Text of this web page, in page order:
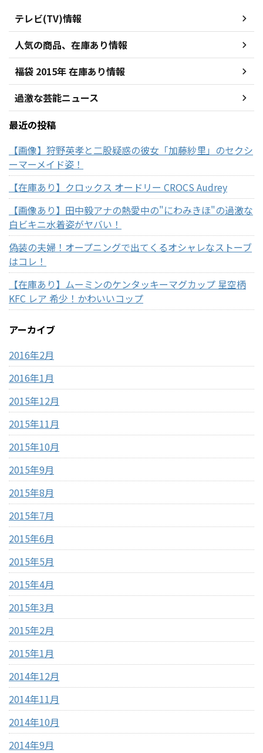
テレビ(TV)情報
人気の商品、在庫あり情報
福袋 2015年 在庫あり情報
過激な芸能ニュース
最近の投稿
【画像】狩野英孝と二股疑惑の彼女「加藤紗里」のセクシ
ーマーメイド姿！
【在庫あり】クロックス オードリー CROCS Audrey
【画像あり】田中毅アナの熱愛中の"にわみきほ"の過激な
白ビキニ水着姿がヤバい！
偽装の夫婦！オープニングで出てくるオシャレなストーブ
はコレ！
【在庫あり】ムーミンのケンタッキーマグカップ 星空柄
KFC レア 希少！かわいいコップ
アーカイブ
2016年2月
2016年1月
2015年12月
2015年11月
2015年10月
2015年9月
2015年8月
2015年7月
2015年6月
2015年5月
2015年4月
2015年3月
2015年2月
2015年1月
2014年12月
2014年11月
2014年10月
2014年9月